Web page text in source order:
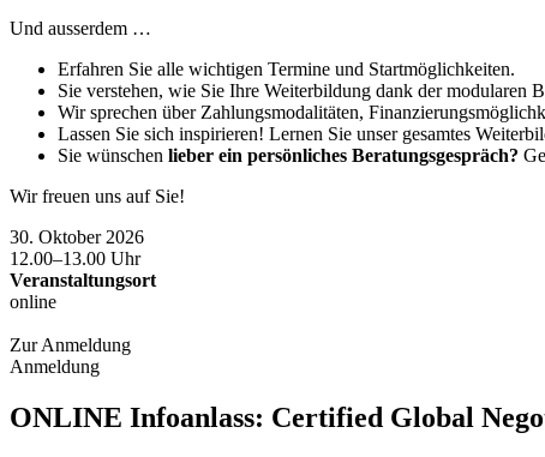
Und ausserdem …
Erfahren Sie alle wichtigen Termine und Startmöglichkeiten.
Sie verstehen, wie Sie Ihre Weiterbildung dank der modularen
Wir sprechen über Zahlungsmodalitäten,
Lassen Sie sich inspirieren! Lernen Sie unser gesamtes
Sie wünschen lieber ein persönliches Beratungsgespräch?
Wir freuen uns auf Sie!
30. Oktober 2026
12.00–13.00 Uhr
Veranstaltungsort
online
Zur Anmeldung
Anmeldung
ONLINE Infoanlass: Certified Global